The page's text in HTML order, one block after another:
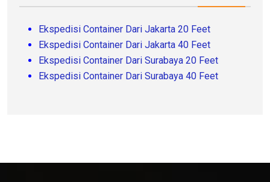
Ekspedisi Container Dari Jakarta 20 Feet
Ekspedisi Container Dari Jakarta 40 Feet
Ekspedisi Container Dari Surabaya 20 Feet
Ekspedisi Container Dari Surabaya 40 Feet